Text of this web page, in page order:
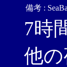
備考 :
7時
他